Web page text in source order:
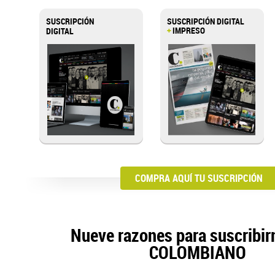
SUSCRIPCIÓN
DIGITAL
SUSCRIPCIÓN DIGITAL
+IMPRESO
COMPRA AQUÍ TU SUSCRIPCIÓN
Nueve razones para
COLOMBIANO